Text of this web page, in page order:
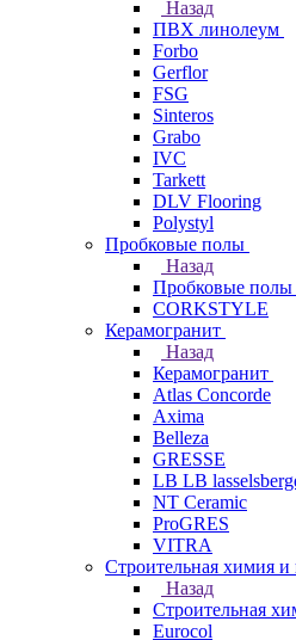
Назад
ПВХ линолеум
Forbo
Gerflor
FSG
Sinteros
Grabo
IVC
Tarkett
DLV Flooring
Polystyl
Пробковые полы
Назад
Пробковые полы
CORKSTYLE
Керамогранит
Назад
Керамогранит
Atlas Concorde
Axima
Belleza
GRESSE
LB LB
NT Ceramic
ProGRES
VITRA
Строительная химия
Назад
Строительная
Eurocol